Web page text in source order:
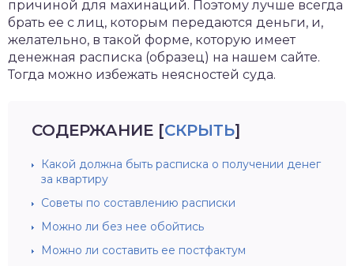
причиной для махинаций. Поэтому лучше всегда
брать ее с лиц, которым передаются деньги, и,
желательно, в такой форме, которую имеет
денежная расписка (образец) на нашем сайте.
Тогда можно избежать неясностей суда.
СОДЕРЖАНИЕ [СКРЫТЬ]
Какой должна быть расписка о получении денег
за квартиру
Советы по составлению расписки
Можно ли без нее обойтись
Можно ли составить ее постфактум